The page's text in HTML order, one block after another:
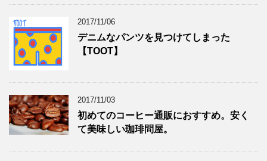
2017/11/06
デニムなパンツを見つけてしまった
【TOOT】
2017/11/03
初めてのコーヒー通販におすすめ。安く
て美味しい珈琲問屋。